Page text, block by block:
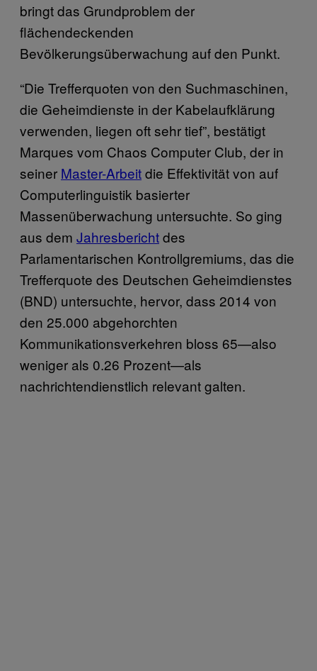
bringt das Grundproblem der
flächendeckenden
Bevölkerungsüberwachung auf den Punkt.
“Die Trefferquoten von den Suchmaschinen,
die Geheimdienste in der Kabelaufklärung
verwenden, liegen oft sehr tief”, bestätigt
Marques vom Chaos Computer Club, der in
seiner Master-Arbeitdie Effektivität von auf
Computerlinguistik basierter
Massenüberwachung untersuchte. So ging
aus dem Jahresberichtdes
Parlamentarischen Kontrollgremiums, das die
Trefferquote des Deutschen Geheimdienstes
(BND) untersuchte, hervor, dass 2014 von
den 25.000 abgehorchten
Kommunikationsverkehren bloss 65—also
weniger als 0.26 Prozent—als
nachrichtendienstlich relevant galten.